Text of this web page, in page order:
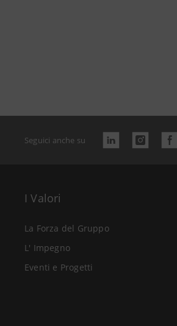
Seguici anche su
I Valori
La Forza del Gruppo
L' Impegno
Eventi e Progetti